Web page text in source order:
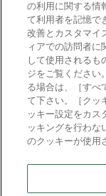
mcframeナビ（ユ
mcframeユーザ会
ID発行をご希望の
パートナー専用サ
mcframe GAパー
MIJS
B-EN-Gについて
の利用に関する情
て利用者を記憶で
改善とカスタマイ
ィアでの訪問者に
して使用されるも
ジをご覧ください
る場合は、［すべ
て下さい。［クッ
ッキー設定をカス
ッキングを行わな
のクッキーが使用